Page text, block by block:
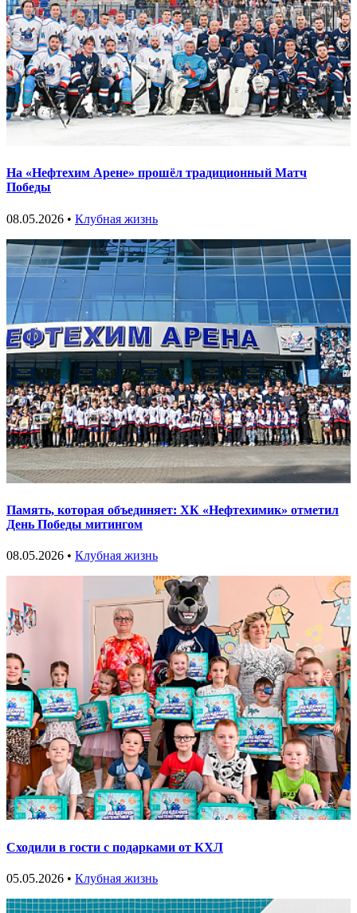
На «Нефтехим Арене» прошёл традиционный Матч
Победы
08.05.2026 • Клубная жизнь
Память, которая объединяет: ХК «Нефтехимик» отметил
День Победы митингом
08.05.2026 • Клубная жизнь
Сходили в гости с подарками от КХЛ
05.05.2026 • Клубная жизнь